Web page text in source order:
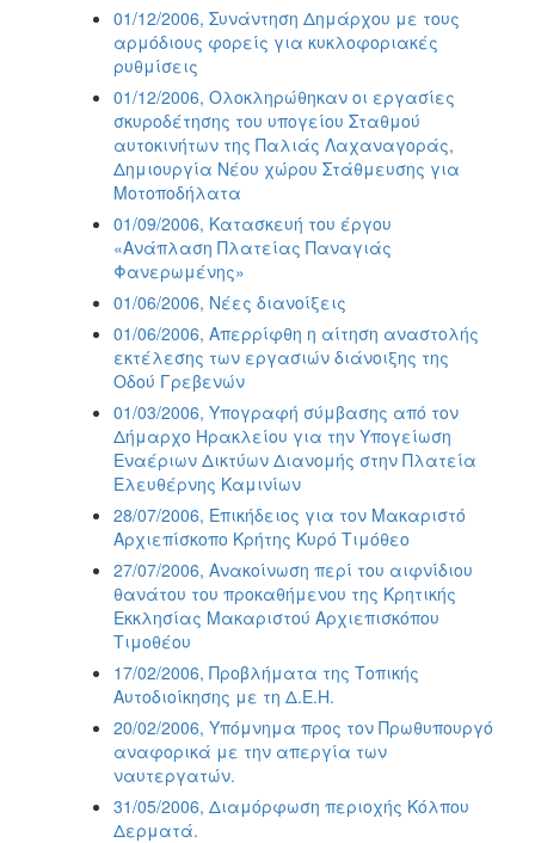
2017
2016
2015
2013
2012
2011
2010
2006
01/12/2006, Συνάντηση Δημάρχου με τους
αρμόδιους φορείς για κυκλοφοριακές
ρυθμίσεις
01/12/2006, Ολοκληρώθηκαν οι εργασίες
σκυροδέτησης του υπογείου Σταθμού
αυτοκινήτων της Παλιάς Λαχαναγοράς,
Δημιουργία Νέου χώρου Στάθμευσης για
Μοτοποδήλατα
01/09/2006, Κατασκευή του έργου
«Ανάπλαση Πλατείας Παναγιάς
Φανερωμένης»
01/06/2006, Νέες διανοίξεις
01/06/2006, Απερρίφθη η αίτηση αναστολής
εκτέλεσης των εργασιών διάνοιξης της
Οδού Γρεβενών
01/03/2006, Υπογραφή σύμβασης από τον
Δήμαρχο Ηρακλείου για την Υπογείωση
Εναέριων Δικτύων Διανομής στην Πλατεία
Ελευθέρνης Καμινίων
28/07/2006, Επικήδειος για τον Μακαριστό
Αρχιεπίσκοπο Κρήτης Κυρό Τιμόθεο
27/07/2006, Ανακοίνωση περί του αιφνίδιου
θανάτου του προκαθήμενου της Κρητικής
Εκκλησίας Μακαριστού Αρχιεπισκόπου
Τιμοθέου
17/02/2006, Προβλήματα της Τοπικής
Αυτοδιοίκησης με τη Δ.Ε.Η.
20/02/2006, Υπόμνημα προς τον Πρωθυπουργό
αναφορικά με την απεργία των
ναυτεργατών.
31/05/2006, Διαμόρφωση περιοχής Κόλπου
Δερματά.